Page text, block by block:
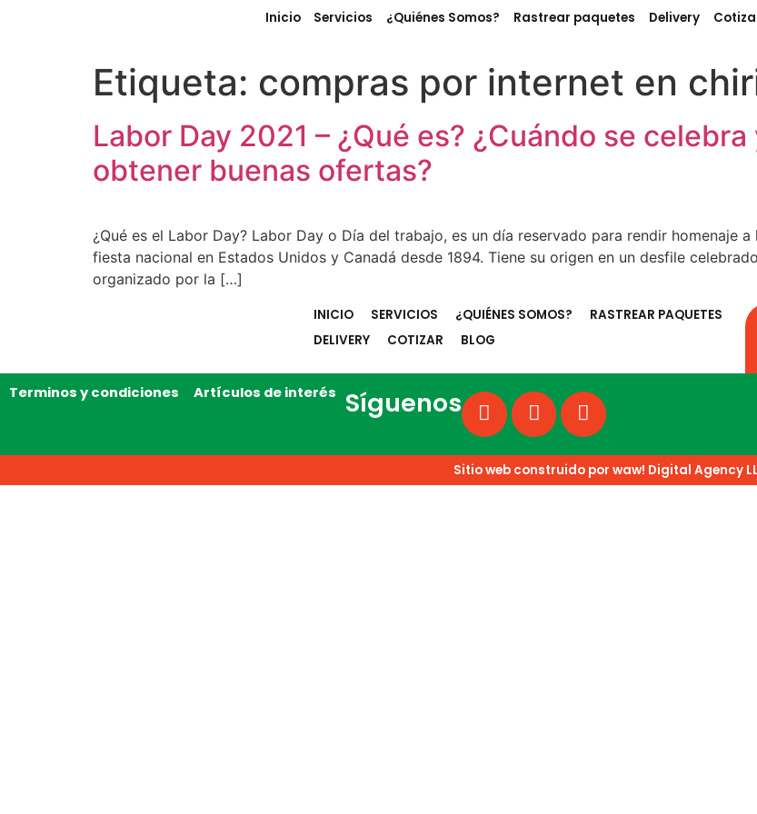
Inicio Servicios ¿Quiénes Somos? Rastrear paquetes Delivery
Etiqueta: compras por internet en
Labor Day 2021 – ¿Qué es? ¿Cuándo se
obtener buenas ofertas?
¿Qué es el Labor Day? Labor Day o Día del trabajo, es un día reservado para rendir homenaje
fiesta nacional en Estados Unidos y Canadá desde 1894. Tiene su origen en un desfile
organizado por la […]
INICIO SERVICIOS ¿QUIÉNES SOMOS?
RASTREAR PAQUETES
DELIVERY
COTIZAR BLOG
Terminos y condiciones Artículos de interés Síguenos
Sitio web construido por waw! Digital Agency